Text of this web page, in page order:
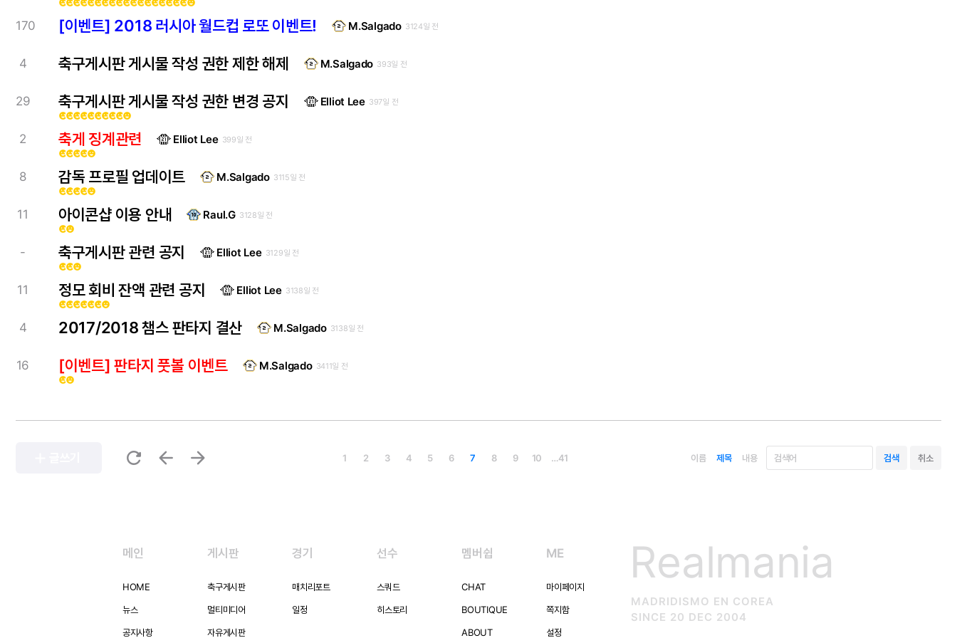
emoji_emotionsemoji_emotionsemoji_emotionsemoji_emotionsemoji_emotionsemoji_emotionsemoji_emotionsemoji_emotionsemoji_emotionsemoji_emotionsemoji_emotionsemoji_emotionsemoji_emotionsemoji_emotionsemoji_emotionsemoji_emotionsemoji_emotionsemoji_emotionsemoji_emotions
170 [이벤트] 2018 러시아 월드컵 로또 이벤트! M.Salgado 3124일 전
4 축구게시판 게시물 작성 권한 제한 해제 M.Salgado 393일 전
29
emoji_emotionsemoji_emotionsemoji_emotionsemoji_emotionsemoji_emotionsemoji_emotionsemoji_emotionsemoji_emotionsemoji_emotionsemoji_emotions
축구게시판 게시물 작성 권한 변경 공지 Elliot Lee 397일 전
2
emoji_emotionsemoji_emotionsemoji_emotionsemoji_emotionsemoji_emotions
축게 징계관련 Elliot Lee 399일 전
8
emoji_emotionsemoji_emotionsemoji_emotionsemoji_emotionsemoji_emotions
감독 프로필 업데이트 M.Salgado 3115일 전
11
emoji_emotionsemoji_emotions
아이콘샵 이용 안내 Raul.G 3128일 전
-
emoji_emotionsemoji_emotionsemoji_emotions
축구게시판 관련 공지 Elliot Lee 3129일 전
11
emoji_emotionsemoji_emotionsemoji_emotionsemoji_emotionsemoji_emotionsemoji_emotionsemoji_emotions
정모 회비 잔액 관련 공지 Elliot Lee 3138일 전
4 2017/2018 챔스 판타지 결산 M.Salgado 3138일 전
16
emoji_emotionsemoji_emotions
[이벤트] 판타지 풋볼 이벤트 M.Salgado 3411일 전
refresh arrow_back arrow_forward 1 2 3 4 5 6 7 8 9 10 …41 이름 제목 내용
메인
HOME
뉴스
공지사항
게시판
축구게시판
멀티미디어
자유게시판
경기
매치리포트
일정
선수
스쿼드
히스토리
멤버쉽
CHAT
BOUTIQUE
ABOUT
ME
마이페이지
쪽지함
설정
Realmania
MADRIDISMO EN COREA
SINCE 20 DEC 2004